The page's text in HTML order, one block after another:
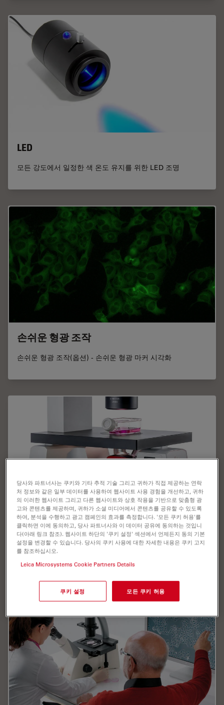
LED
모든 강도에서 일정한 색 온도 유지를 위한 LED 조명
손쉬운 형광 조작
손쉬운 형광 조작(옵션) - 손쉬운 형광 마커 시각화
HD 이미징
HD 이미징(옵션) - 모니터나 PC에 HD 카메라를 직접 연결, 고
당사와 파트너사는 쿠키와 기타 추적 기술 그리고 귀하가 직접 제공하는 연락
처 정보와 같은 일부 데이터를 사용하여 웹사이트 사용 경험을 개선하고, 귀하
의 이러한 웹사이트 그리고 다른 웹사이트와 상호 작용을 기반으로 맞춤형 광
고와 콘텐츠를 제공하며, 귀하가 소셜 미디어에서 콘텐츠를 공유할 수 있도록
하여, 분석을 수행하고 광고 캠페인의 효과를 측정합니다. '모든 쿠키 허용'를
클릭하면 이에 동의하고, 당사 파트너사와 이 데이터 공유에 동의하는 것입니
다(아래 링크 참조). 웹사이트 하단의 '쿠키 설정' 섹션에서 언제든지 동의 기본
설정을 변경할 수 있습니다. 당사의 쿠키 사용에 대한 자세한 내용은 쿠키 고지
를 참조하십시오.
Leica Microsystems Cookie Partners Details
쿠키 설정 모든 쿠키 허용